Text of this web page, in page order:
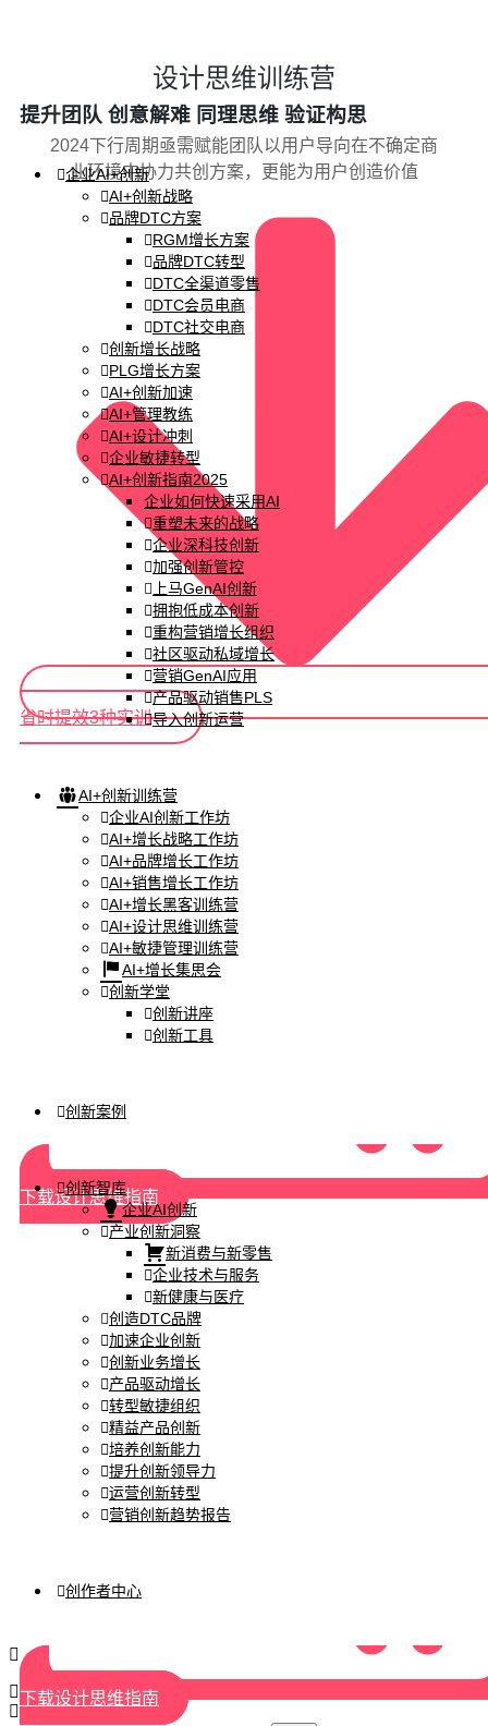
企业AI+创新
AI+创新战略
品牌DTC方案
RGM增长方案
品牌DTC转型
DTC全渠道零售
DTC会员电商
DTC社交电商
创新增长战略
PLG增长方案
AI+创新加速
AI+管理教练
AI+设计冲刺
企业敏捷转型
AI+创新指南2025
企业如何快速采用AI
重塑未来的战略
企业深科技创新
加强创新管控
上马GenAI创新
拥抱低成本创新
重构营销增长组织
社区驱动私域增长
营销GenAI应用
产品驱动销售PLS
导入创新运营
AI+创新训练营
企业AI创新工作坊
AI+增长战略工作坊
AI+品牌增长工作坊
AI+销售增长工作坊
AI+增长黑客训练营
AI+设计思维训练营
AI+敏捷管理训练营
AI+增长集思会
创新学堂
创新讲座
创新工具
创新案例
创新智库
企业AI创新
产业创新洞察
新消费与新零售
企业技术与服务
新健康与医疗
创造DTC品牌
加速企业创新
创新业务增长
产品驱动增长
转型敏捷组织
精益产品创新
培养创新能力
提升创新领导力
运营创新转型
营销创新趋势报告
创作者中心
设计思维训练营
提升团队 创意解难 同理思维 验证构思
2024下行周期亟需赋能团队以用户导向在不确定商
业环境中协力共创方案，更能为用户创造价值
省时提效3种实训
下载设计思维指南
下载设计思维指南